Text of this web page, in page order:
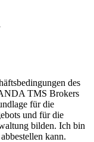
des
TMS Brokers
für die
und für die
bilden. Ich bin
kann.